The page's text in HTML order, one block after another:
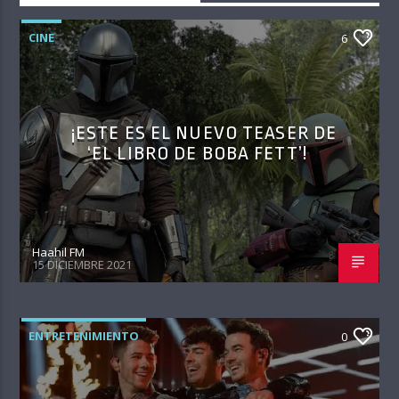
CINE 6
¡ESTE ES EL NUEVO TEASER DE
‘EL LIBRO DE BOBA FETT’!
Haahil FM
15 DICIEMBRE 2021
ENTRETENIMIENTO 0